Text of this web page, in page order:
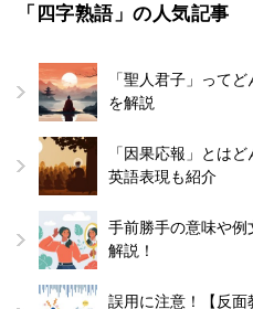
「四字熟語」の人気記事
「聖人君子」って
を解説
「因果応報」とは
英語表現も紹介
手前勝手の意味や例
解説！
誤用に注意！【反